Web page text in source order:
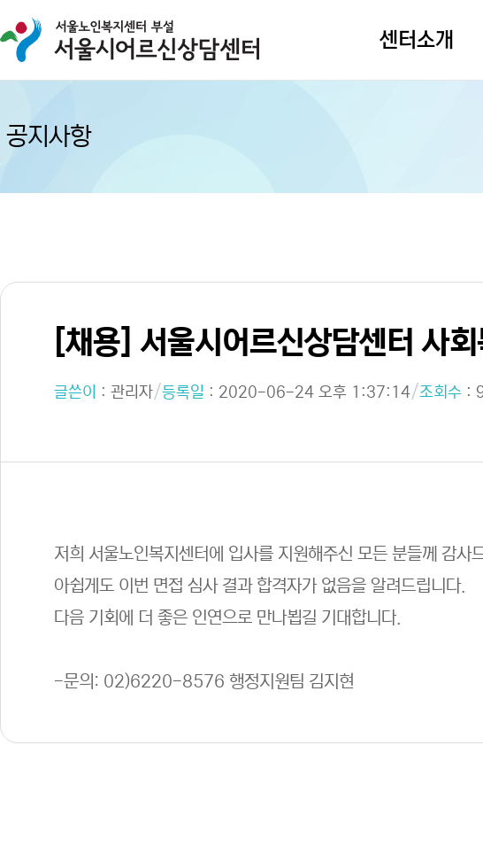
센터소개
조직도
공지사항
[채용] 서울시어르신상담센터 사
글쓴이 : 관리자/등록일 : 2020-06-24 오후 1:37:14/조회수 :
저희 서울노인복지센터에 입사를 지원해주신 모든 분들께 감사
아쉽게도 이번 면접 심사 결과 합격자가 없음을 알려드립니다.
다음 기회에 더 좋은 인연으로 만나뵙길 기대합니다.
-문의: 02)6220-8576 행정지원팀 김지현